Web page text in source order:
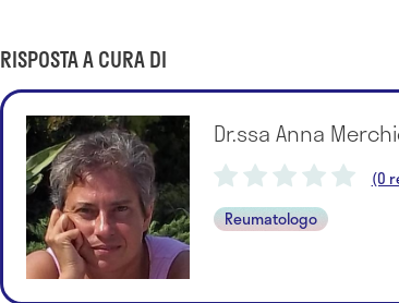
RISPOSTA A CURA DI
Dr.ssa Anna
(0
Reumatologo